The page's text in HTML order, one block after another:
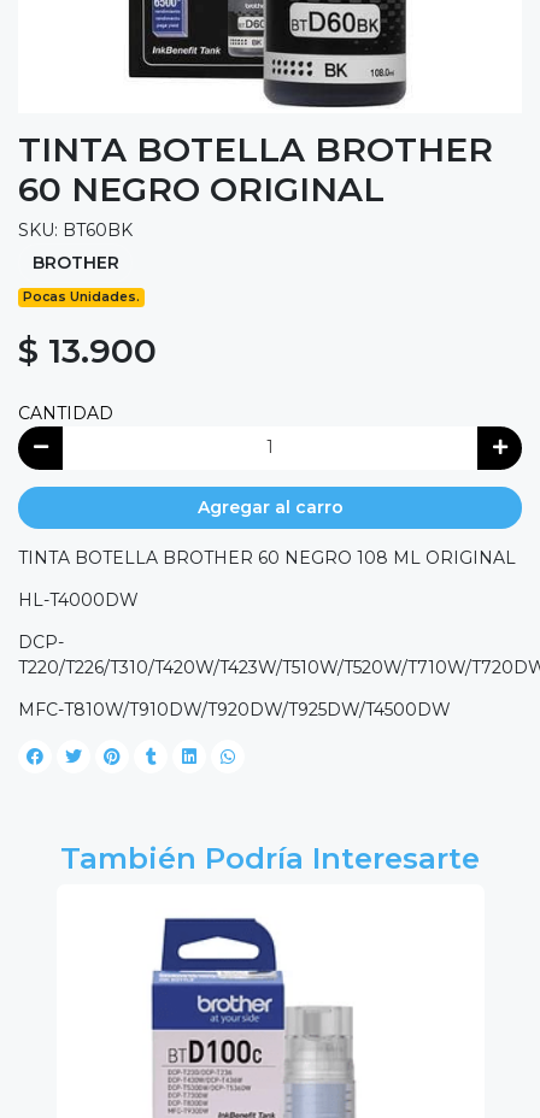
TINTA BOTELLA BROTHER
60 NEGRO ORIGINAL
SKU: BT60BK
BROTHER
Pocas Unidades.
$ 13.900
CANTIDAD
Agregar al carro
TINTA BOTELLA BROTHER 60 NEGRO 108 ML ORIGINAL
HL-T4000DW
DCP-
T220/T226/T310/T420W/T423W/T510W/T520W/T710W/
MFC-T810W/T910DW/T920DW/T925DW/T4500DW
También Podría Interesarte